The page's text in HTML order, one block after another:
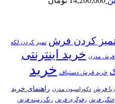
کردن فرش تمیز کردن لکه
فرش مدرن خرید اینترنتی
خرید فرش دستباف خرید
با فرش دکوراسیون مدرن راهنمای خرید
فرش رفوگری فرش رنگ زمینه فرش